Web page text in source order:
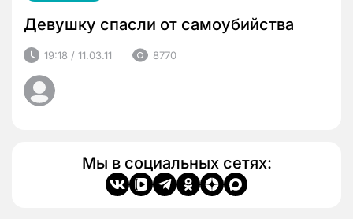
Девушку спасли от самоубийства
19:18 / 11.03.11 8770
Мы в социальных сетях: